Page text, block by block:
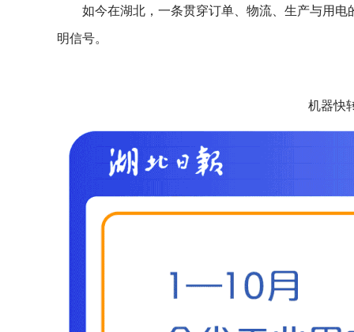
如今在湖北，一条贯穿订单、物流、生产与用
明信号。
机器快